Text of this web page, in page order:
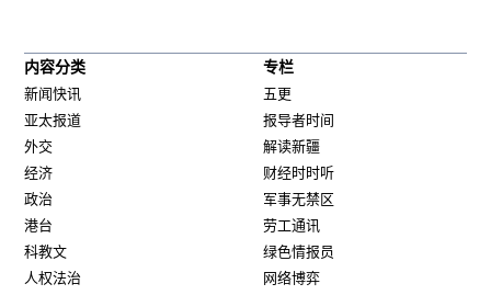
内容分类
新闻快讯
亚太报道
外交
经济
政治
港台
科教文
人权法治
专栏
五更
报导者时间
解读新疆
财经时时听
军事无禁区
劳工通讯
绿色情报员
网络博弈